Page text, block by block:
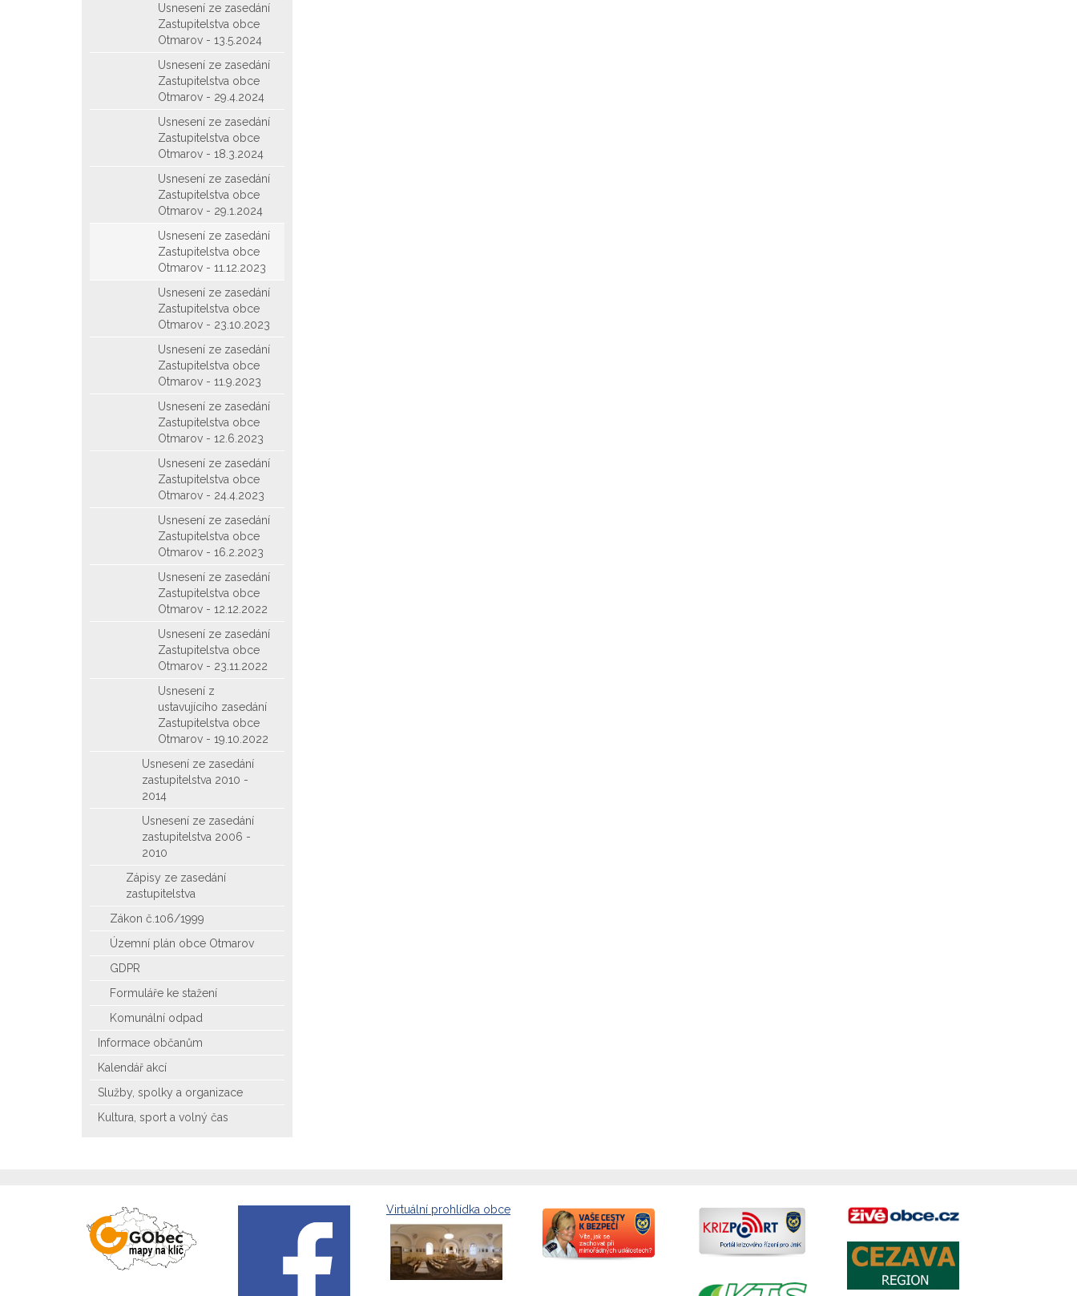
Usnesení ze zasedání
Zastupitelstva obce
Otmarov - 13.5.2024
Usnesení ze zasedání
Zastupitelstva obce
Otmarov - 29.4.2024
Usnesení ze zasedání
Zastupitelstva obce
Otmarov - 18.3.2024
Usnesení ze zasedání
Zastupitelstva obce
Otmarov - 29.1.2024
Usnesení ze zasedání
Zastupitelstva obce
Otmarov - 11.12.2023
Usnesení ze zasedání
Zastupitelstva obce
Otmarov - 23.10.2023
Usnesení ze zasedání
Zastupitelstva obce
Otmarov - 11.9.2023
Usnesení ze zasedání
Zastupitelstva obce
Otmarov - 12.6.2023
Usnesení ze zasedání
Zastupitelstva obce
Otmarov - 24.4.2023
Usnesení ze zasedání
Zastupitelstva obce
Otmarov - 16.2.2023
Usnesení ze zasedání
Zastupitelstva obce
Otmarov - 12.12.2022
Usnesení ze zasedání
Zastupitelstva obce
Otmarov - 23.11.2022
Usnesení z
ustavujícího zasedání
Zastupitelstva obce
Otmarov - 19.10.2022
Usnesení ze zasedání
zastupitelstva 2010 -
2014
Usnesení ze zasedání
zastupitelstva 2006 -
2010
Zápisy ze zasedání
zastupitelstva
Zákon č.106/1999
Územní plán obce Otmarov
GDPR
Formuláře ke stažení
Komunální odpad
Informace občanům
Kalendář akcí
Služby, spolky a organizace
Kultura, sport a volný čas
Virtuální prohlídka obce